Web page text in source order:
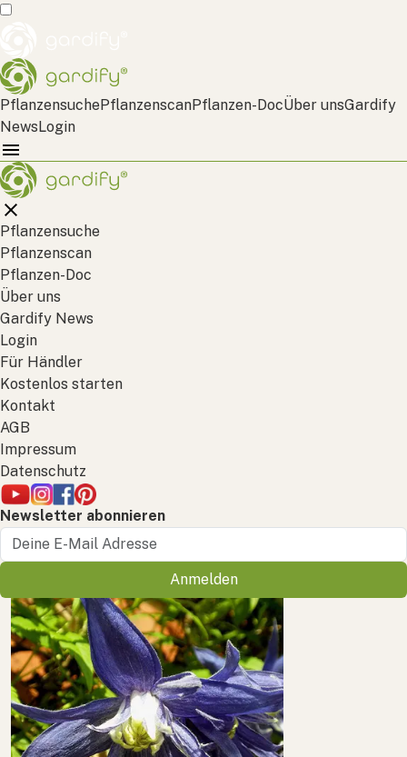
PflanzensuchePflanzenscanPflanzen-DocÜber unsGardify
NewsLogin
Pflanzensuche
Pflanzenscan
Pflanzen-Doc
Über uns
Gardify News
Login
Für Händler
Kostenlos starten
Kontakt
AGB
Impressum
Datenschutz
Newsletter abonnieren
Anmelden